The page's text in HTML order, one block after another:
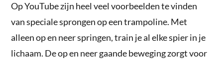
Op YouTube zijn heel veel voorbeelden te vinden
van speciale sprongen op een trampoline. Met
alleen op en neer springen, train je al elke spier in je
lichaam. De op en neer gaande beweging zorgt voor